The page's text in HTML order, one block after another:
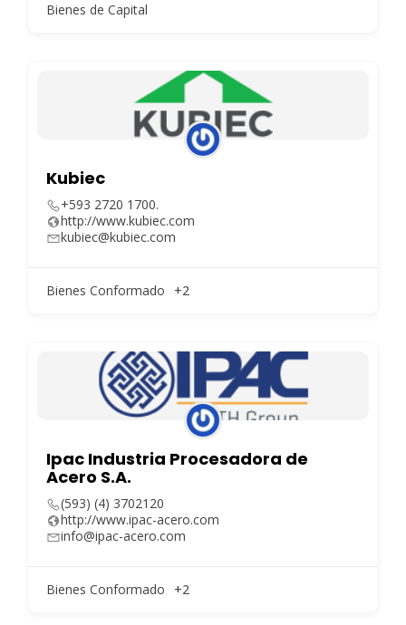
Bienes de Capital
Kubiec
+593 2720 1700.
http://www.kubiec.com
kubiec@kubiec.com
Bienes Conformado +2
Ipac Industria Procesadora de
Acero S.A.
(593) (4) 3702120
http://www.ipac-acero.com
info@ipac-acero.com
Bienes Conformado +2